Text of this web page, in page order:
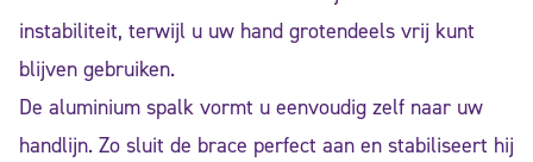
instabiliteit, terwijl u uw hand grotendeels vrij kunt
blijven gebruiken.
De aluminium spalk vormt u eenvoudig zelf naar uw
handlijn. Zo sluit de brace perfect aan en stabiliseert hij